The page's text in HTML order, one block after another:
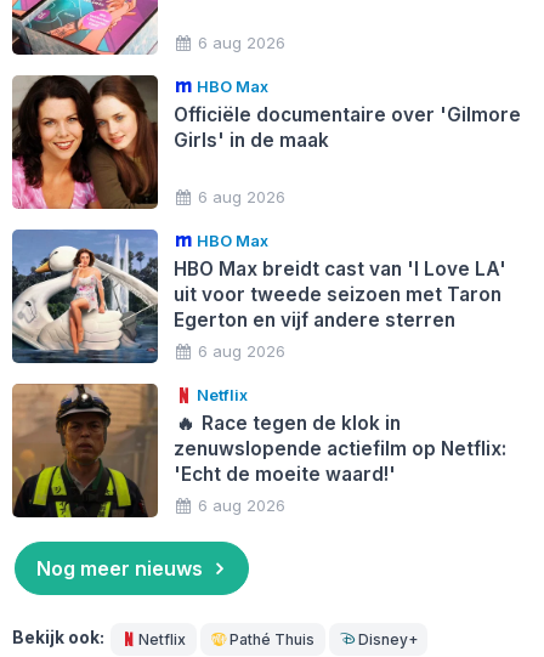
6 aug 2026
HBO Max
Officiële documentaire over 'Gilmore
Girls' in de maak
6 aug 2026
HBO Max
HBO Max breidt cast van 'I Love LA'
uit voor tweede seizoen met Taron
Egerton en vijf andere sterren
6 aug 2026
Netflix
🔥 Race tegen de klok in
zenuwslopende actiefilm op Netflix:
'Echt de moeite waard!'
6 aug 2026
Nog meer nieuws
Bekijk ook: Netflix Pathé Thuis Disney+